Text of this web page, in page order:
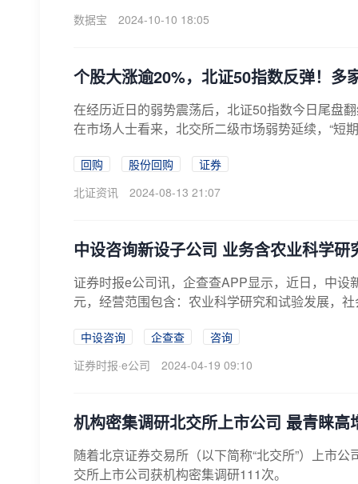
数据宝
2024-10-10 18:05
个股大涨逾20%，北证50指数反弹！多
在经历近日的弱势震荡后，北证50指数今日尾盘
在市场人士看来，北交所二级市场弱势延续，“短
回购 股份回购
证券
北证资讯
2024-08-13 21:07
中设咨询新设子公司 业务含农业科学研
证券时报e公司讯，企查查APP显示，近日，中
元，经营范围包含：农业科学研究和试验发展，
中设咨询 企查查
咨询
证券时报·e公司
2024-04-19 09:10
机构密集调研北交所上市公司 最青睐高
随着北京证券交易所（以下简称“北交所”）上市
交所上市公司获机构密集调研111次。